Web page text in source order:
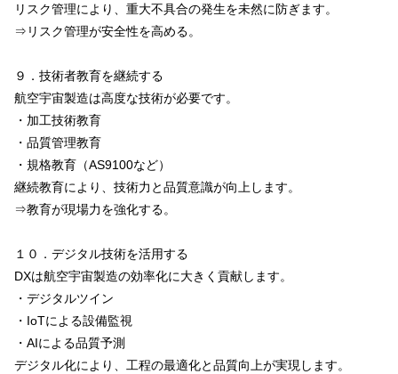
リスク管理により、重大不具合の発生を未然に防ぎます。
⇒リスク管理が安全性を高める。
９．技術者教育を継続する
航空宇宙製造は高度な技術が必要です。
・加工技術教育
・品質管理教育
・規格教育（AS9100など）
継続教育により、技術力と品質意識が向上します。
⇒教育が現場力を強化する。
１０．デジタル技術を活用する
DXは航空宇宙製造の効率化に大きく貢献します。
・デジタルツイン
・IoTによる設備監視
・AIによる品質予測
デジタル化により、工程の最適化と品質向上が実現します。